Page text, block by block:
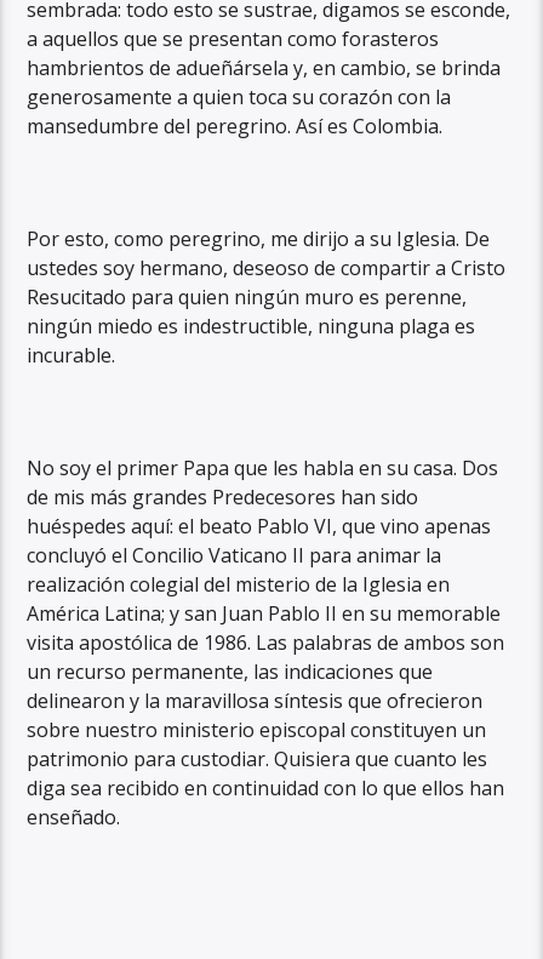
sembrada: todo esto se sustrae, digamos se esconde,
a aquellos que se presentan como forasteros
hambrientos de adueñársela y, en cambio, se brinda
generosamente a quien toca su corazón con la
mansedumbre del peregrino. Así es Colombia.
Por esto, como peregrino, me dirijo a su Iglesia. De
ustedes soy hermano, deseoso de compartir a Cristo
Resucitado para quien ningún muro es perenne,
ningún miedo es indestructible, ninguna plaga es
incurable.
No soy el primer Papa que les habla en su casa. Dos
de mis más grandes Predecesores han sido
huéspedes aquí: el beato Pablo VI, que vino apenas
concluyó el Concilio Vaticano II para animar la
realización colegial del misterio de la Iglesia en
América Latina; y san Juan Pablo II en su memorable
visita apostólica de 1986. Las palabras de ambos son
un recurso permanente, las indicaciones que
delinearon y la maravillosa síntesis que ofrecieron
sobre nuestro ministerio episcopal constituyen un
patrimonio para custodiar. Quisiera que cuanto les
diga sea recibido en continuidad con lo que ellos han
enseñado.